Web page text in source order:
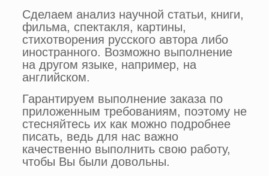
Сделаем анализ научной статьи, книги,
фильма, спектакля, картины,
стихотворения русского автора либо
иностранного. Возможно выполнение
на другом языке, например, на
английском.
Гарантируем выполнение заказа по
приложенным требованиям, поэтому не
стесняйтесь их как можно подробнее
писать, ведь для нас важно
качественно выполнить свою работу,
чтобы Вы были довольны.